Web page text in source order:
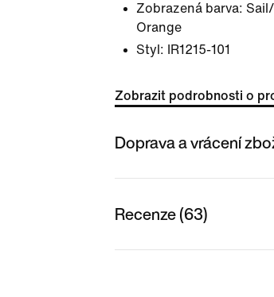
Zobrazená barva:
Orange
Styl:
IR1215-101
Zobrazit podrobnosti o
Doprava a vrácení
Recenze (63)